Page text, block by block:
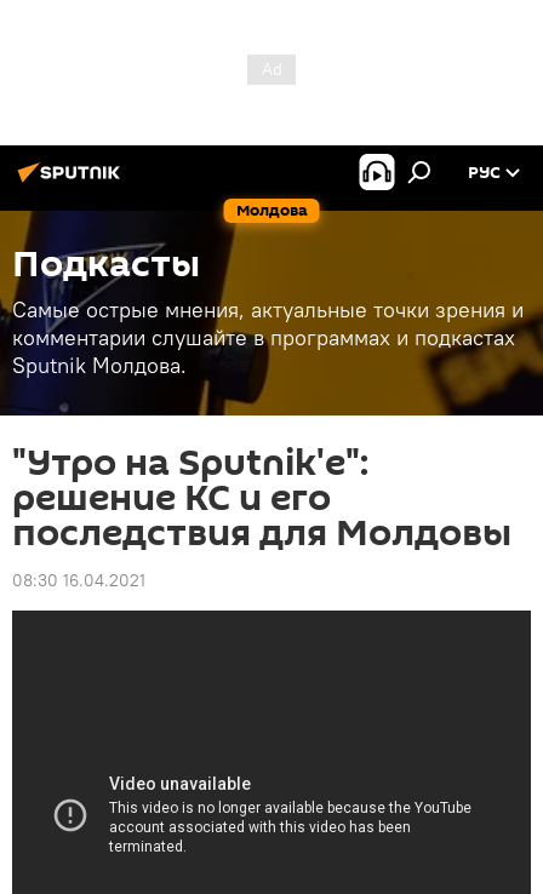
Молдова
РУС
Подкасты
Самые острые мнения, актуальные точки зрения и
комментарии слушайте в программах и подкастах
Sputnik Молдова.
"Утро на Sputnik'e":
решение КС и его
последствия для Молдовы
08:30 16.04.2021